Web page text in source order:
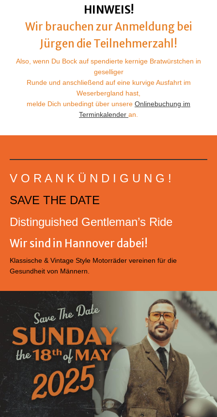
HINWEIS!
Wir brauchen zur Anmeldung bei
Jürgen die Teilnehmerzahl!
Also, wenn Du Bock auf spendierte kernige Bratwürstchen in
geselliger
Runde und anschließend auf eine kurvige Ausfahrt im
Weserbergland hast,
melde Dich unbedingt über unsere Onlinebuchung im
Terminkalender an.
V O R A N K Ü N D I G U N G !
SAVE THE DATE
Distinguished Gentleman’s Ride
Wir sind in Hannover dabei!
Klassische & Vintage Style Motorräder vereinen für die
Gesundheit von Männern.